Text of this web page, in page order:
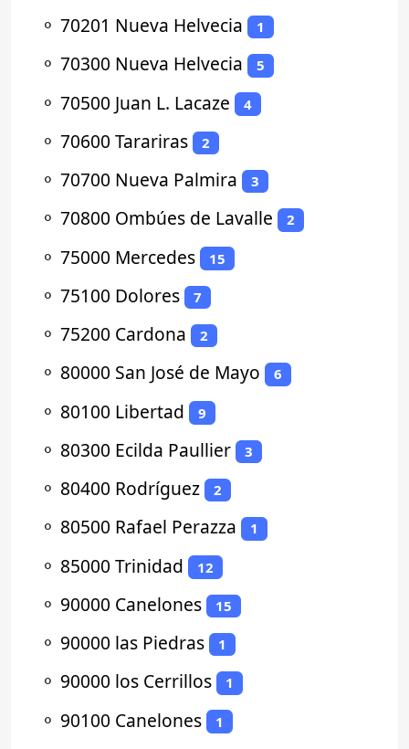
⚬ 70201 Nueva Helvecia 1
⚬ 70300 Nueva Helvecia 5
⚬ 70500 Juan L. Lacaze 4
⚬ 70600 Tarariras 2
⚬ 70700 Nueva Palmira 3
⚬ 70800 Ombúes de Lavalle 2
⚬ 75000 Mercedes 15
⚬ 75100 Dolores 7
⚬ 75200 Cardona 2
⚬ 80000 San José de Mayo 6
⚬ 80100 Libertad 9
⚬ 80300 Ecilda Paullier 3
⚬ 80400 Rodríguez 2
⚬ 80500 Rafael Perazza 1
⚬ 85000 Trinidad 12
⚬ 90000 Canelones 15
⚬ 90000 las Piedras 1
⚬ 90000 los Cerrillos 1
⚬ 90100 Canelones 1